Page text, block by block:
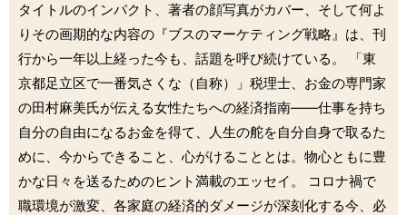
タイトルのインパクト、著者の顔写真がカバー、そして何よ
りその画期的な内容の『ブスのマーケティング戦略』は、刊
行から一年以上経った今も、話題を呼び続けている。 「東
京都足立区で一番気さくな（自称）」税理士、お金の専門家
の田村麻美氏が伝える女性たちへの経済指南――仕事を持ち
自分の自由になるお金を得て、人生の舵を自分自身で取るた
めに、今からできること、心がけることとは。物心ともに豊
かな日々を送るためのヒント満載のエッセイ。 コロナ禍で
職環境が激変、各家庭の経済的ダメージが深刻化する今、必